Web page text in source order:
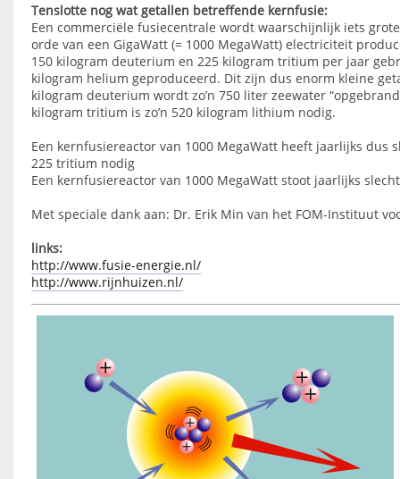
Tenslotte nog wat getallen betreffende kernfusie:
Een commerciële fusiecentrale wordt waarschijnlijk iets
orde van een GigaWatt (= 1000 MegaWatt) electriciteit
150 kilogram deuterium en 225 kilogram tritium per jaar
kilogram helium geproduceerd. Dit zijn dus enorm kleine
kilogram deuterium wordt zo’n 750 liter zeewater
kilogram tritium is zo’n 520 kilogram lithium nodig.
Een kernfusiereactor van 1000 MegaWatt heeft jaarlijks dus
225 tritium nodig
Een kernfusiereactor van 1000 MegaWatt stoot jaarlijks
Met speciale dank aan: Dr. Erik Min van het FOM-Instituut
links:
http://www.fusie-energie.nl/
http://www.rijnhuizen.nl/